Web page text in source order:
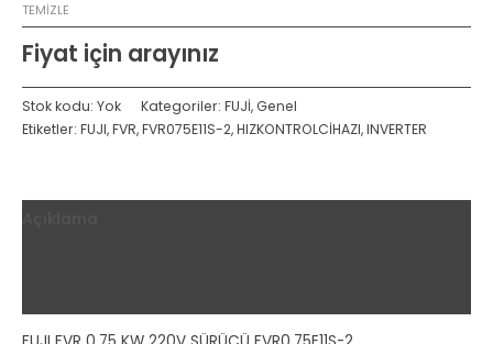
TEMIZLE
Fiyat için arayınız
Stok kodu: Yok Kategoriler: FUJİ,Genel
Etiketler: FUJI,FVR,FVR075E11S-2,HIZKONTROLCİHAZI,INVERTER